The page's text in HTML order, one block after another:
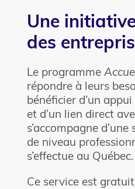
Colonne
2
Texte
Une
des
Le programme
répondre à leurs
bénéficier d’un
et d’un lien direct
s’accompagne
de niveau
s’effectue au Québec.
Ce service est